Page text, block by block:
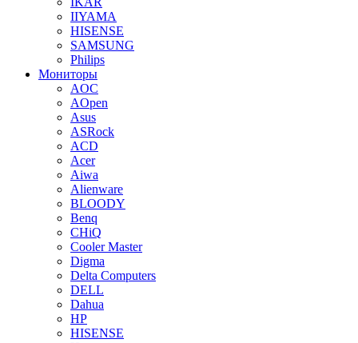
IIYAMA
HISENSE
SAMSUNG
Philips
Мониторы
AOC
AOpen
Asus
ASRock
ACD
Acer
Aiwa
Alienware
BLOODY
Benq
CHiQ
Cooler Master
Digma
Delta Computers
DELL
Dahua
HP
HISENSE